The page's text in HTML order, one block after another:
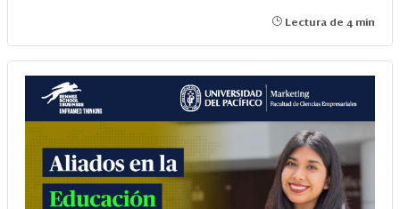
Lectura de 4 min